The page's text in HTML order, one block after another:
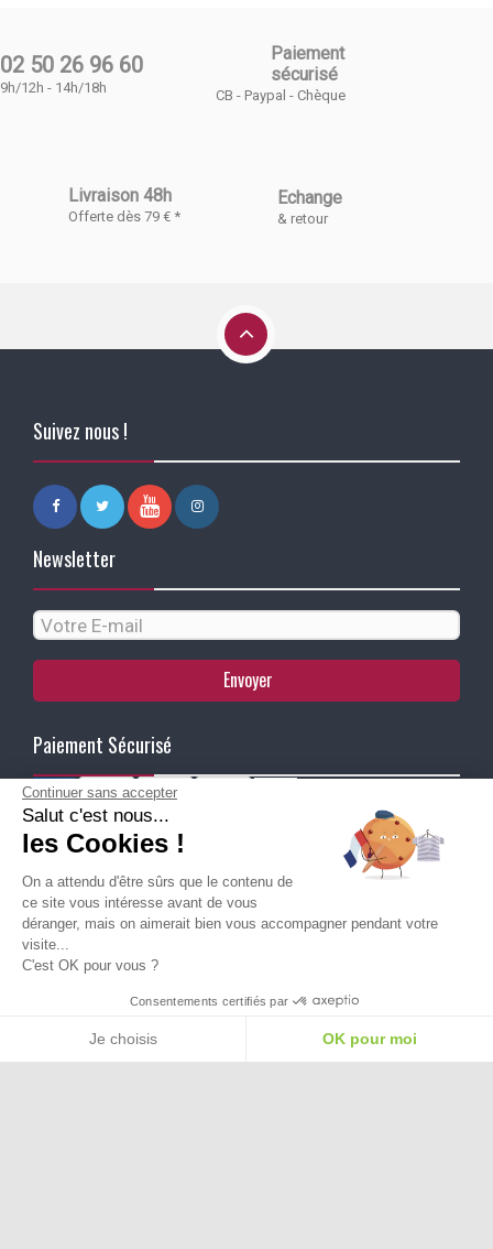
Besoin d'aide pour choisir une
taille ou une pointure ?
02 50 26 96 60
9h/12h - 14h/18h
Paiement
sécurisé
CB - Paypal - Chèque
Livraison 48h
Offerte dès 79 € *
Echange
& retour
Suivez nous !
Newsletter
Envoyer
Paiement Sécurisé
Ma Livraison
Continuer sans accepter
Salut c'est nous...
les Cookies !
On a attendu d'être sûrs que le contenu de
ce site vous intéresse avant de vous
déranger, mais on aimerait bien vous accompagner pendant votre
visite...
C'est OK pour vous ?
Consentements certifiés par
Je choisis OK pour moi